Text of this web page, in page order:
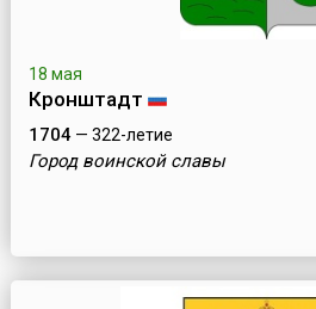
18 мая
Кронштадт
1704— 322-летие
Город воинской славы